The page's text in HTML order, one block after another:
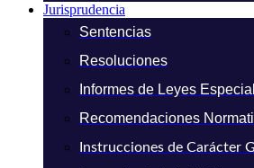
Jurisprudencia
Sentencias
Resoluciones
Informes de Leyes
Recomendaciones
Instrucciones de Carácter